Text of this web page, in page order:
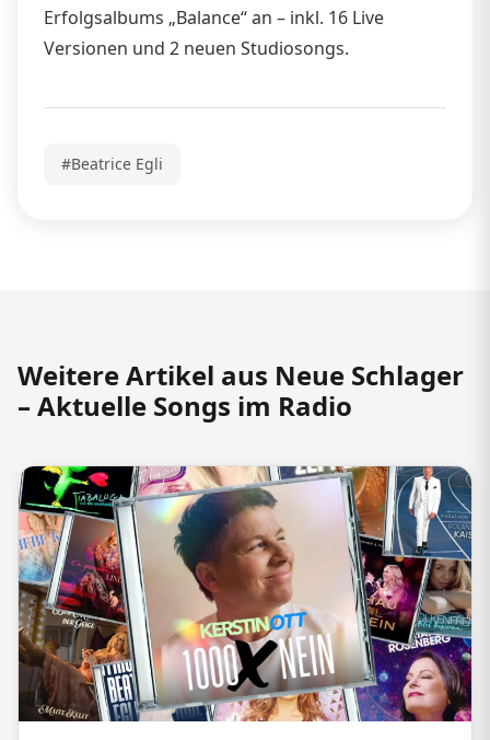
Erfolgsalbums „Balance“ an – inkl. 16 Live
Versionen und 2 neuen Studiosongs.
#Beatrice Egli
Weitere Artikel aus Neue Schlager
– Aktuelle Songs im Radio